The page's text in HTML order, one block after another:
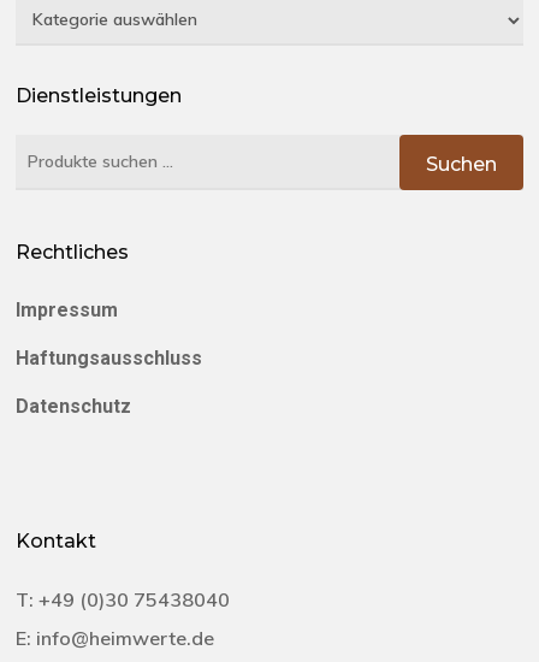
Kategorien
Dienstleistungen
Suchen
Suchen
Rechtliches
Impressum
Haftungsausschluss
Datenschutz
Kontakt
T:+49 (0)30 75438040‬
E: info@heimwerte.de